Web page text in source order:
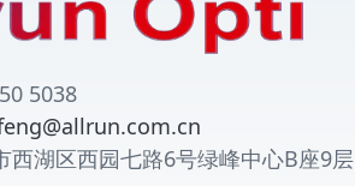
5038
西湖区西园七路6号绿峰中心B座9层